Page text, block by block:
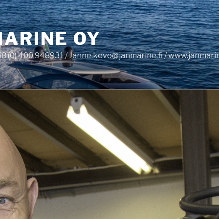
OY
(0) 400 948931 / Janne.kevo@janmarine.fi /